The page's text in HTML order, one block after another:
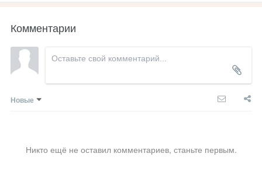
Комментарии
Новые
Никто ещё не оставил комментариев, станьте первым.